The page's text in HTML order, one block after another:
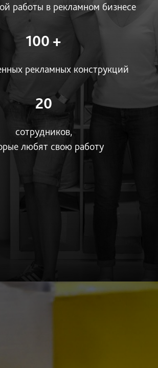
работы в рекламном бизнесе
100 +
рекламных конструкций
20
сотрудников,
любят свою работу